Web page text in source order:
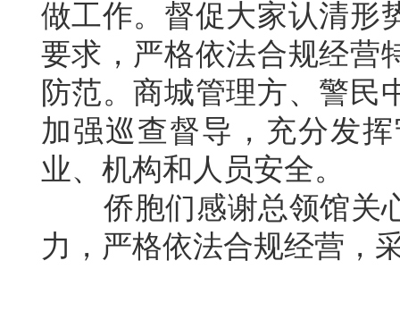
做工作。督促大家认清形
要求，严格依法合规经营
防范。商城管理方、警民
加强巡查督导，充分发
业、机构和人员安全。
侨胞们感谢总领馆关心
力，严格依法合规经营，